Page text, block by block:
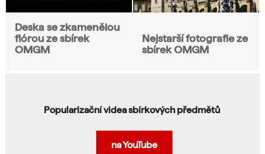
Deska se zkamenělou
flórou ze sbírek
OMGM
Nejstarší fotografie ze
sbírek OMGM
Popularizační videa sbírkových předmětů
na YouTube